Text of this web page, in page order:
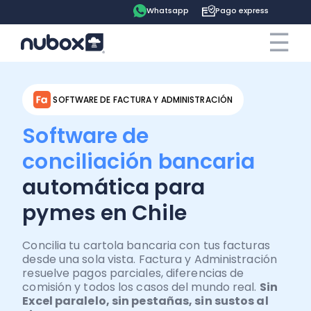
Whatsapp Pago express
☰
×
Cotiza ahora Contrata online
Ingreso clientes
Tu espacio
Pago express
Ayuda
Blog
Contabilidad
Remuneraciones
Soluciones
Contadores
Precios
SOFTWARE DE FACTURA Y ADMINISTRACIÓN
Software de
conciliación bancaria
automática para
pymes en Chile
Concilia tu cartola bancaria con tus facturas
desde una sola vista. Factura y Administración
resuelve pagos parciales, diferencias de
comisión y todos los casos del mundo real. Sin
Excel paralelo, sin pestañas, sin sustos al